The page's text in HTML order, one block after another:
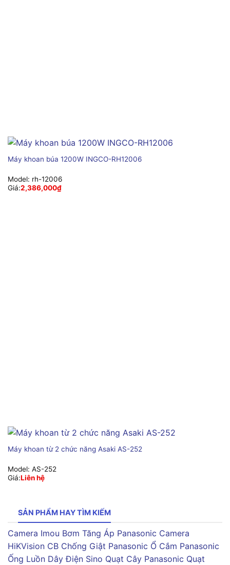
Máy khoan búa 1200W INGCO-RH12006
Model: rh-12006
Giá:2,386,000₫
Máy khoan từ 2 chức năng Asaki AS-252
Model: AS-252
Giá:Liên hệ
SẢN PHẨM HAY TÌM KIẾM
Camera Imou Bơm Tăng Áp Panasonic Camera
HiKVision CB Chống Giật Panasonic Ổ Cắm Panasonic
Ống Luồn Dây Điện Sino Quạt Cây Panasonic Quạt